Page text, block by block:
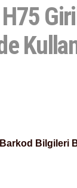
Bilgileri